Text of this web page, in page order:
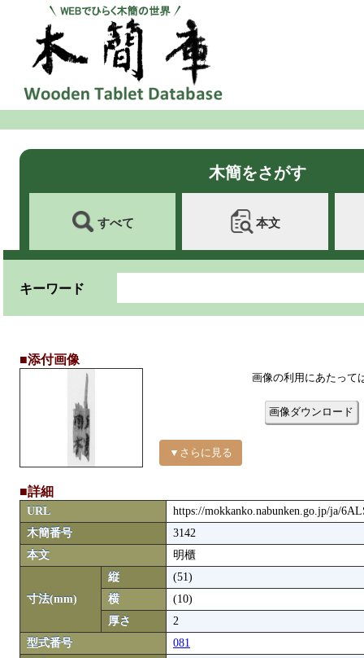
木簡をさがす
すべて 本文
キーワード
■添付画像
▼さらに見る
画像の利用にあたって
画像ダウンロード
■詳細
URL
https://mokkanko.nabunken.go.jp/ja/
木簡番号
3142
本文
明櫃
寸法(mm)
縦
(51)
横
(10)
厚さ
2
型式番号
081